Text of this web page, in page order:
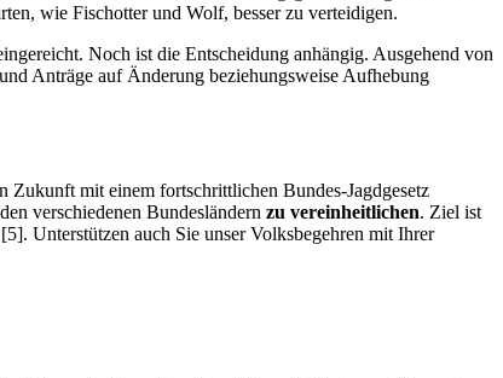
wie Fischotter und Wolf, besser zu verteidigen.
Noch ist die Entscheidung anhängig. Ausgehend von
Anträge auf Änderung beziehungsweise Aufhebung
Zukunft mit einem fortschrittlichen Bundes-Jagdgesetz
verschiedenen Bundesländern zu vereinheitlichen. Ziel ist
[5]. Unterstützen auch Sie unser Volksbegehren mit Ihrer